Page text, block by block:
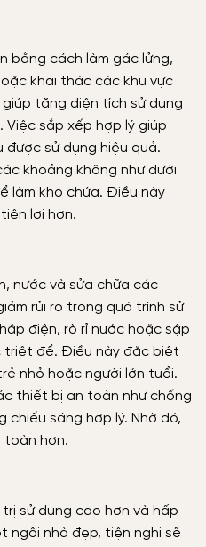
bằng cách làm gác lửng,
khai thác các khu vực
tăng diện tích sử dụng
sắp xếp hợp lý giúp
sử dụng hiệu quả.
khoảng không như dưới
làm kho chứa. Điều này
lợi hơn.
nước và sửa chữa các
rủi ro trong quá trình sử
điện, rò rỉ nước hoặc sập
triệt để. Điều này đặc biệt
nhỏ hoặc người lớn tuổi.
thiết bị an toàn như chống
sáng hợp lý. Nhờ đó,
toàn hơn.
sử dụng cao hơn và hấp
ngôi nhà đẹp, tiện nghi sẽ